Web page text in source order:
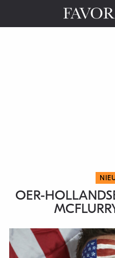
OER-